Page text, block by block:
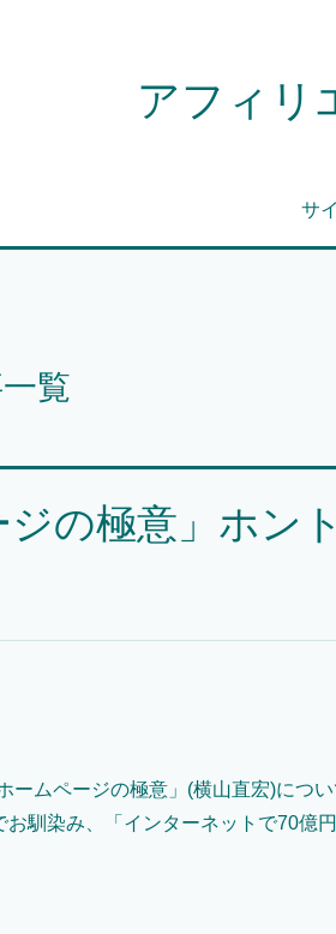
アフィリ
サ
覧
ジの極意」ホン
ームページの極意」(横山直宏)につ
馴染み、「インターネットで70億